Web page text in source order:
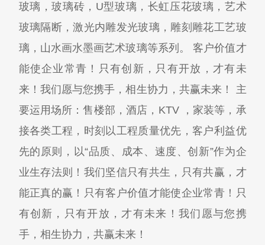
玻璃，玻璃砖，U型玻璃，长虹压花玻璃，艺术
玻璃隔断，激光内雕发光玻璃，雕刻雕花工艺玻
璃，山水画水墨画艺术玻璃等系列。 客户价值才
能使企业常青！只有创新，只有开放，才有未
来！我们愿与您携手，相生协力，共赢未来！ 主
要运用场所：售楼部，酒店，KTV ，家装等，承
接各类工程，时刻以工程质量优先，客户利益优
先的原则，以“品质、成本、速度、创新”作为企
业生存法则！我们坚信只有共生，只有共赢，才
能正真的赢！只有客户价值才能使企业常青！只
有创新，只有开放，才有未来！我们愿与您携
手，相生协力，共赢未来！